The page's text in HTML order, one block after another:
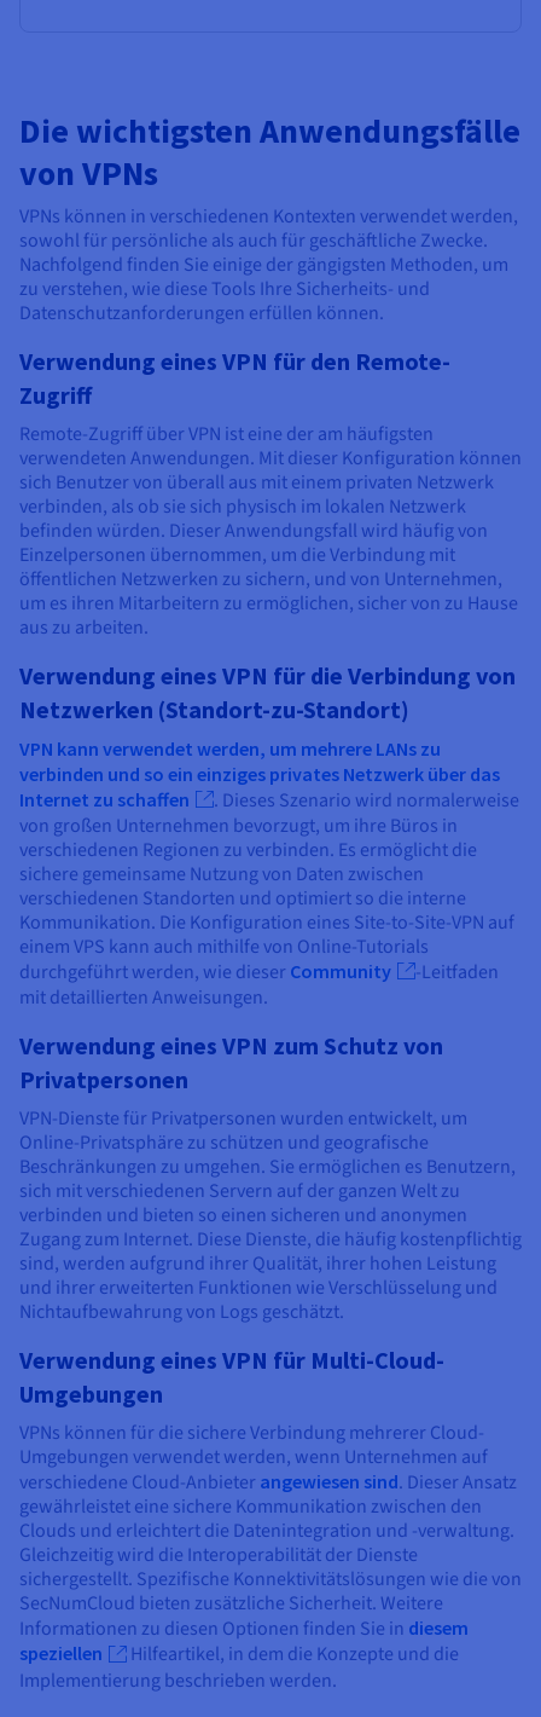
Die wichtigsten Anwendungsfälle
von VPNs
VPNs können in verschiedenen Kontexten verwendet werden,
sowohl für persönliche als auch für geschäftliche Zwecke.
Nachfolgend finden Sie einige der gängigsten Methoden, um
zu verstehen, wie diese Tools Ihre Sicherheits- und
Datenschutzanforderungen erfüllen können.
Verwendung eines VPN für den Remote-
Zugriff
Remote-Zugriff über VPN ist eine der am häufigsten
verwendeten Anwendungen. Mit dieser Konfiguration können
sich Benutzer von überall aus mit einem privaten Netzwerk
verbinden, als ob sie sich physisch im lokalen Netzwerk
befinden würden. Dieser Anwendungsfall wird häufig von
Einzelpersonen übernommen, um die Verbindung mit
öffentlichen Netzwerken zu sichern, und von Unternehmen,
um es ihren Mitarbeitern zu ermöglichen, sicher von zu Hause
aus zu arbeiten.
Verwendung eines VPN für die Verbindung von
Netzwerken (Standort-zu-Standort)
VPN kann verwendet werden, um mehrere LANs zu
verbinden und so ein einziges privates Netzwerk über das
Internet zu schaffen
. Dieses Szenario wird normalerweise
von großen Unternehmen bevorzugt, um ihre Büros in
verschiedenen Regionen zu verbinden. Es ermöglicht die
sichere gemeinsame Nutzung von Daten zwischen
verschiedenen Standorten und optimiert so die interne
Kommunikation. Die Konfiguration eines Site-to-Site-VPN auf
einem VPS kann auch mithilfe von Online-Tutorials
durchgeführt werden, wie dieser Community
-Leitfaden
mit detaillierten Anweisungen.
Verwendung eines VPN zum Schutz von
Privatpersonen
VPN-Dienste für Privatpersonen wurden entwickelt, um
Online-Privatsphäre zu schützen und geografische
Beschränkungen zu umgehen. Sie ermöglichen es Benutzern,
sich mit verschiedenen Servern auf der ganzen Welt zu
verbinden und bieten so einen sicheren und anonymen
Zugang zum Internet. Diese Dienste, die häufig kostenpflichtig
sind, werden aufgrund ihrer Qualität, ihrer hohen Leistung
und ihrer erweiterten Funktionen wie Verschlüsselung und
Nichtaufbewahrung von Logs geschätzt.
Verwendung eines VPN für Multi-Cloud-
Umgebungen
VPNs können für die sichere Verbindung mehrerer Cloud-
Umgebungen verwendet werden, wenn Unternehmen auf
verschiedene Cloud-Anbieter angewiesen sind. Dieser Ansatz
gewährleistet eine sichere Kommunikation zwischen den
Clouds und erleichtert die Datenintegration und -verwaltung.
Gleichzeitig wird die Interoperabilität der Dienste
sichergestellt. Spezifische Konnektivitätslösungen wie die von
SecNumCloud bieten zusätzliche Sicherheit. Weitere
Informationen zu diesen Optionen finden Sie in diesem
speziellen
Hilfeartikel, in dem die Konzepte und die
Implementierung beschrieben werden.